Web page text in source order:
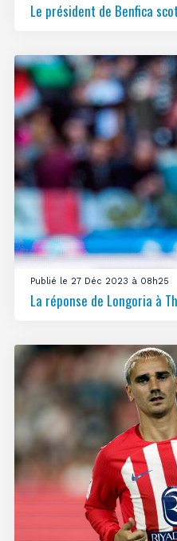
Le président de Benfica
Publié le 27 Déc 2023 à 08h25
La réponse de Longoria à